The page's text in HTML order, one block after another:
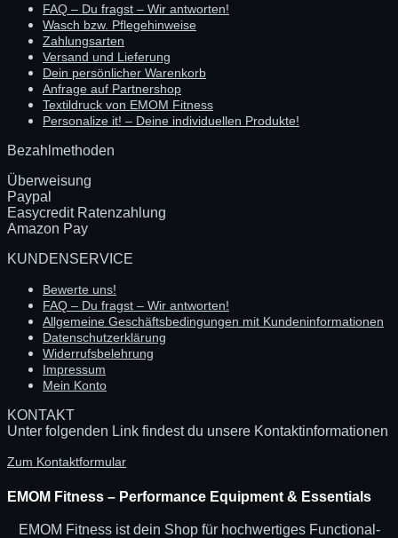
FAQ – Du fragst – Wir antworten!
Wasch bzw. Pflegehinweise
Zahlungsarten
Versand und Lieferung
Dein persönlicher Warenkorb
Anfrage auf Partnershop
Textildruck von EMOM Fitness
Personalize it! – Deine individuellen Produkte!
Bezahlmethoden
Überweisung
Paypal
Easycredit Ratenzahlung
Amazon Pay
KUNDENSERVICE
Bewerte uns!
FAQ – Du fragst – Wir antworten!
Allgemeine Geschäftsbedingungen mit Kundeninformationen
Datenschutzerklärung
Widerrufsbelehrung
Impressum
Mein Konto
KONTAKT
Unter folgenden Link findest du unsere Kontaktinformationen
Zum Kontaktformular
EMOM Fitness – Performance Equipment & Essentials
EMOM Fitness ist dein Shop für hochwertiges Functional-